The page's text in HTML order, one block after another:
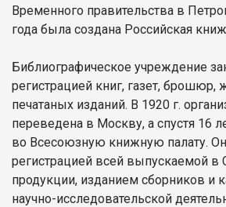
Временного правительства в
года была создана Российская
Библиографическое учреждение
регистрацией книг, газет, брошюр,
печатаных изданий. В 1920 г.
переведена в Москву, а спустя 16
во Всесоюзную книжную палату.
регистрацией всей выпускаемой в
продукции, изданием сборников и
научно-исследовательской